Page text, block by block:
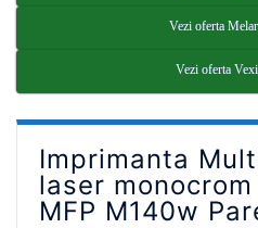
Vezi oferta
Vezi oferta
Imprimanta
laser
MFP M140w